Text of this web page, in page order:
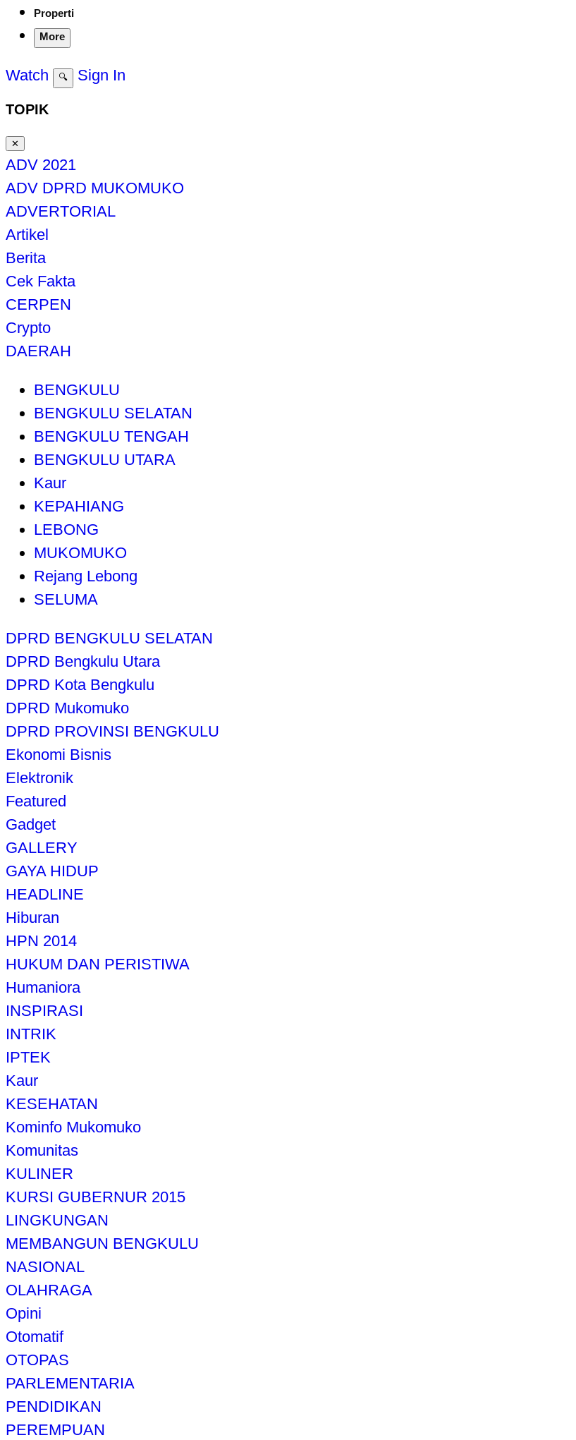
Properti
More
Watch 🔍 Sign In
TOPIK
✕
ADV 2021
ADV DPRD MUKOMUKO
ADVERTORIAL
Artikel
Berita
Cek Fakta
CERPEN
Crypto
DAERAH
BENGKULU
BENGKULU SELATAN
BENGKULU TENGAH
BENGKULU UTARA
Kaur
KEPAHIANG
LEBONG
MUKOMUKO
Rejang Lebong
SELUMA
DPRD BENGKULU SELATAN
DPRD Bengkulu Utara
DPRD Kota Bengkulu
DPRD Mukomuko
DPRD PROVINSI BENGKULU
Ekonomi Bisnis
Elektronik
Featured
Gadget
GALLERY
GAYA HIDUP
HEADLINE
Hiburan
HPN 2014
HUKUM DAN PERISTIWA
Humaniora
INSPIRASI
INTRIK
IPTEK
Kaur
KESEHATAN
Kominfo Mukomuko
Komunitas
KULINER
KURSI GUBERNUR 2015
LINGKUNGAN
MEMBANGUN BENGKULU
NASIONAL
OLAHRAGA
Opini
Otomatif
OTOPAS
PARLEMENTARIA
PENDIDIKAN
PEREMPUAN